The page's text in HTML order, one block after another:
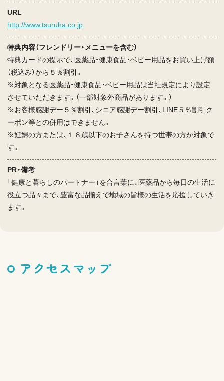
URL
http://www.tsuruha.co.jp
特典内容（フレンドリー・メニューを含む）
特典カードの提示で、医薬品・健康食品・ベビー用品をお買い上げ額
（税込み）から５％割引。
※対象となる医薬品・健康食品・ベビー用品は当社規定により設定
させていただきます。（一部対象外商品があります。）
※お客様感謝デー５％割引、シニア感謝デー割引、LINE５％割引ク
ーポン等との併用はできません。
※妊婦の方または、１８歳以下のお子さんを持つ世帯の方が対象で
す。
PR・備考
「健康と暮らしのパートナー」を合言葉に、医薬品から毎日の生活に
役立つ品々まで、豊富な品揃えで地域の皆様の生活を応援していき
ます。
アクセスマップ